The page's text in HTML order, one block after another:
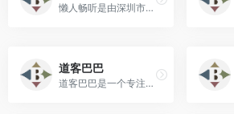
懒人畅听是由深圳市懒人在线科技有限公司开发运营的一款移动有声阅读应用！
道客巴巴
道客巴巴是一个专注于电子文档的在线分享平台！